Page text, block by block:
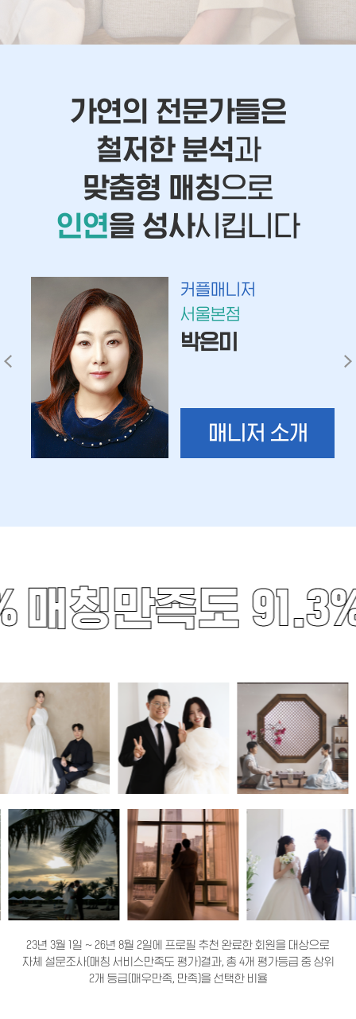
가연의 전문가들은
철저한 분석과
맞춤형 매칭으로
인연을 성사시킵니다
커플매니저
서울본점
박은미
매니저 소개
매칭만족도
23년 3월 1일 ~ 26년 8월 2일에 프로필 추천 완료한 회원을 대상으로
자체 설문조사(매칭 서비스만족도 평가)결과, 총 4개 평가등급 중 상위
2개 등급(매우만족, 만족)을 선택한 비율